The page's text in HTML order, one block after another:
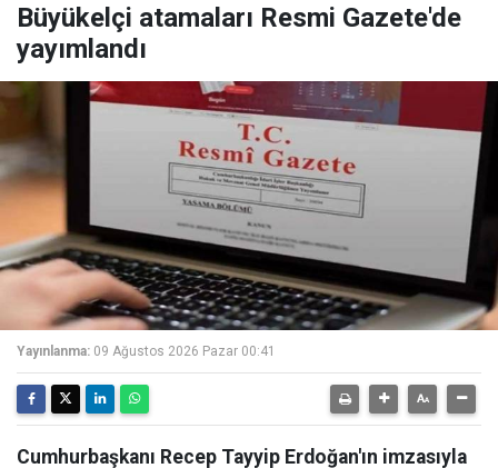
Büyükelçi atamaları Resmi Gazete'de
yayımlandı
Yayınlanma: 09 Ağustos 2026 Pazar 00:41
Cumhurbaşkanı Recep Tayyip Erdoğan'ın imzasıyla